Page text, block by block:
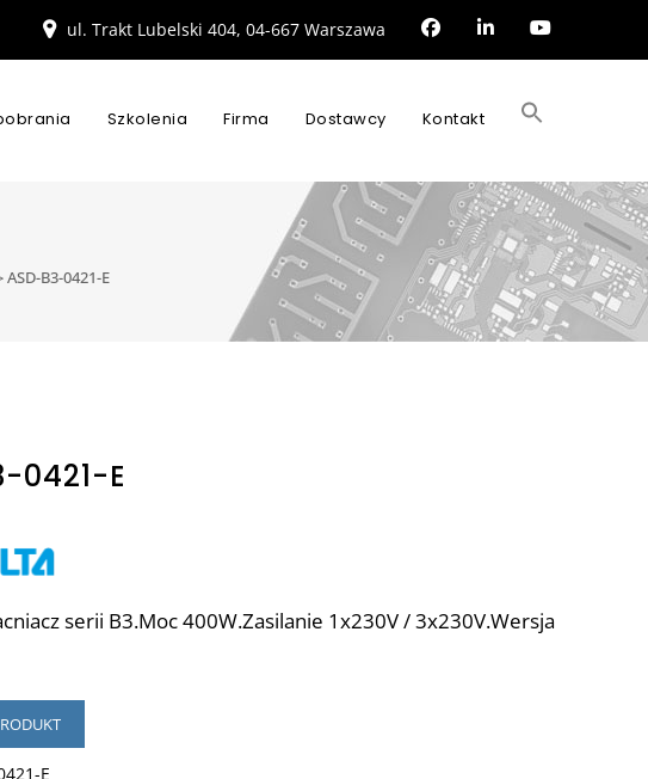
ul. Trakt Lubelski 404, 04-667 Warszawa
Szkolenia Firma Dostawcy Kontakt
ASD-B3-0421-E
0421-E
serii B3.Moc 400W.Zasilanie 1x230V / 3x230V.Wersja
E